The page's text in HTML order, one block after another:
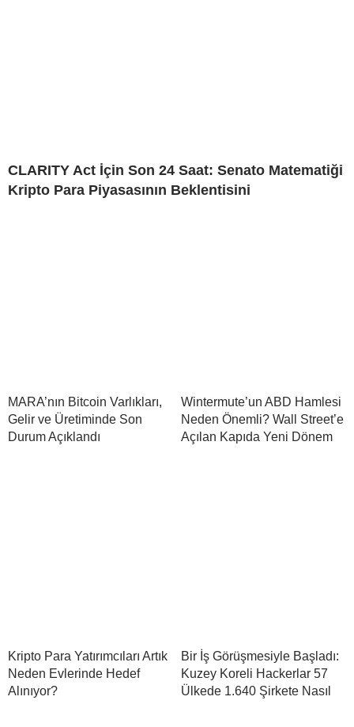
CLARITY Act İçin Son 24 Saat: Senato Matematiği
Kripto Para Piyasasının Beklentisini
MARA’nın Bitcoin Varlıkları,
Gelir ve Üretiminde Son
Durum Açıklandı
Wintermute’un ABD Hamlesi
Neden Önemli? Wall Street’e
Açılan Kapıda Yeni Dönem
Kripto Para Yatırımcıları Artık
Neden Evlerinde Hedef
Alınıyor?
Bir İş Görüşmesiyle Başladı:
Kuzey Koreli Hackerlar 57
Ülkede 1.640 Şirkete Nasıl